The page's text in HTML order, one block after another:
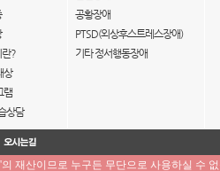
란?
상
램
상담
공황장애
PTSD(외상후스트레스장애)
기타 정서행동장애
재산이므로 누구든 무단으로 사용하실 수